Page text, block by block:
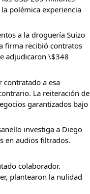
polémica experiencia
a la droguería Suizo
firma recibió contratos
adjudicaron \$348
a esa
La reiteración de
garantizados bajo
investiga a Diego
en audios filtrados.
colaborador.
plantearon la nulidad